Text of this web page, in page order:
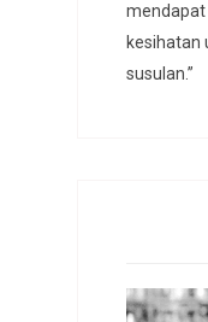
mendapat
kesihatan
susulan.”